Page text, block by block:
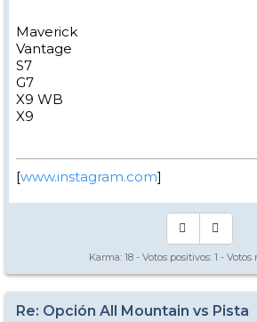
Maverick
Vantage
S7
G7
X9 WB
X9
[www.instagram.com]
Karma: 18 - Votos positivos: 1 - Votos
Re: Opción All Mountain vs Pista